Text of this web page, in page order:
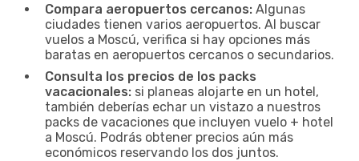
Compara aeropuertos cercanos: Algunas
ciudades tienen varios aeropuertos. Al buscar
vuelos a Moscú, verifica si hay opciones más
baratas en aeropuertos cercanos o secundarios.
Consulta los precios de los packs
vacacionales: si planeas alojarte en un hotel,
también deberías echar un vistazo a nuestros
packs de vacaciones que incluyen vuelo + hotel
a Moscú. Podrás obtener precios aún más
económicos reservando los dos juntos.